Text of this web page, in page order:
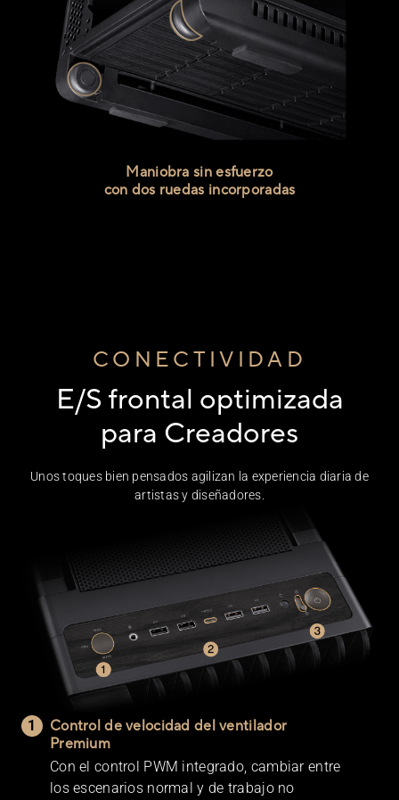
Maniobra sin esfuerzo
con dos ruedas incorporadas
CONECTIVIDAD
E/S frontal optimizada
para Creadores
Unos toques bien pensados agilizan la experiencia diaria de
artistas y diseñadores.
Control de velocidad del ventilador
Premium
Con el control PWM integrado, cambiar entre
los escenarios normal y de trabajo no